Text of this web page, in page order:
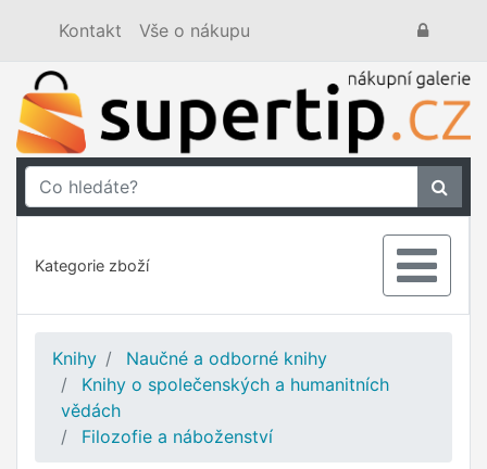
Kontakt Vše o nákupu
Kategorie zboží
Knihy
Naučné a odborné knihy
Knihy o společenských a humanitních
vědách
Filozofie a náboženství